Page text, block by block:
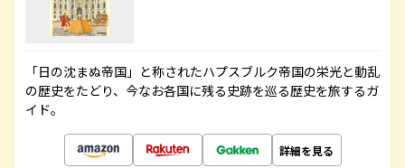
「日の沈まぬ帝国」と称されたハプスブルク帝国の栄光と動乱
の歴史をたどり、今なお各国に残る史跡を巡る歴史を旅するガ
イド。
詳細を見る